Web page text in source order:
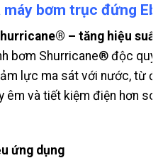
bơm trục đứng
– tăng hiệu
bơm Shurricane® độc
lực ma sát với nước, từ
êm và tiết kiệm điện hơn so
ứng dụng